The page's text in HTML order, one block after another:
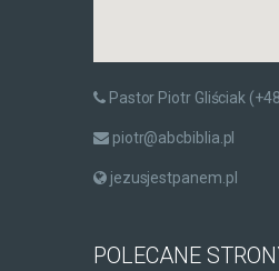
Pastor Piotr Gliściak
piotr@abcbiblia.pl
jezusjestpanem.pl
POLECANE